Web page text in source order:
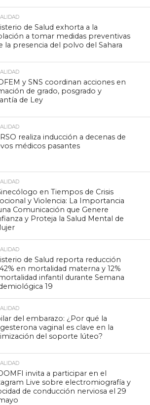
de Salud exhorta a la
a tomar medidas preventivas
la presencia del polvo del Sahara
y SNS coordinan acciones en
de grado, posgrado y
de Ley
realiza inducción a decenas de
médicos pasantes
en Tiempos de Crisis
y Violencia: La Importancia
Comunicación que Genere
y Proteja la Salud Mental de
de Salud reporta reducción
en mortalidad materna y 12%
infantil durante Semana
19
del embarazo: ¿Por qué la
vaginal es clave en la
del soporte lúteo?
invita a participar en el
Live sobre electromiografía y
de conducción nerviosa el 29